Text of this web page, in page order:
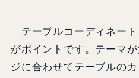
テーブルコーディネー
がポイントです。テーマ
ジに合わせてテーブルの